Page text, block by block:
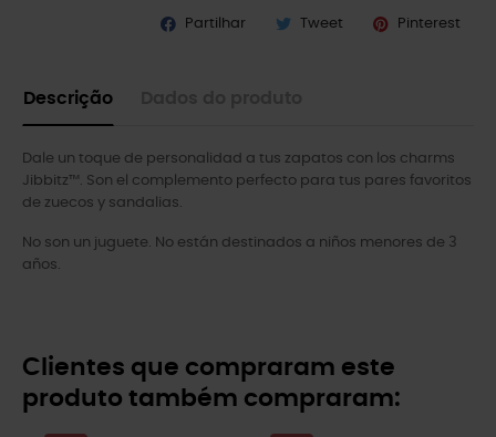
Partilhar Tweet Pinterest
Descrição
Dale un toque de personalidad a tus zapatos con los charms
Jibbitz™. Son el complemento perfecto para tus pares favoritos
de zuecos y sandalias.
No son un juguete. No están destinados a niños menores de 3
años.
Clientes que compraram este
produto também compraram: